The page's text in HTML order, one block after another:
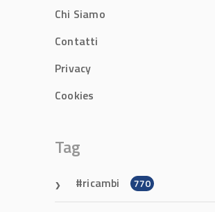
Chi Siamo
Contatti
Privacy
Cookies
Tag
ricambi 770